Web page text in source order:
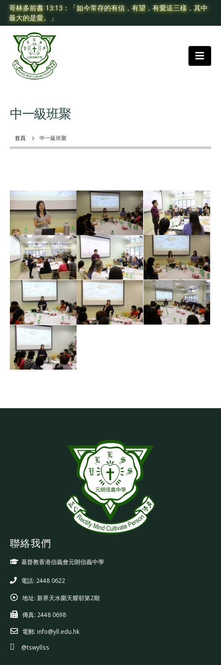
哥林多前書 13:13：「如今常存的有信，有望，有愛這三樣，其中
最大的是愛。」
首頁 中一級班聚
中一級班聚
聯絡我們
基督教香港信義會元朗信義中學
電話: 2448 0622
地址: 新界天水圍天耀邨第2期
傳真: 2448 0698
電郵: info@yll.edu.hk
@tswyllss